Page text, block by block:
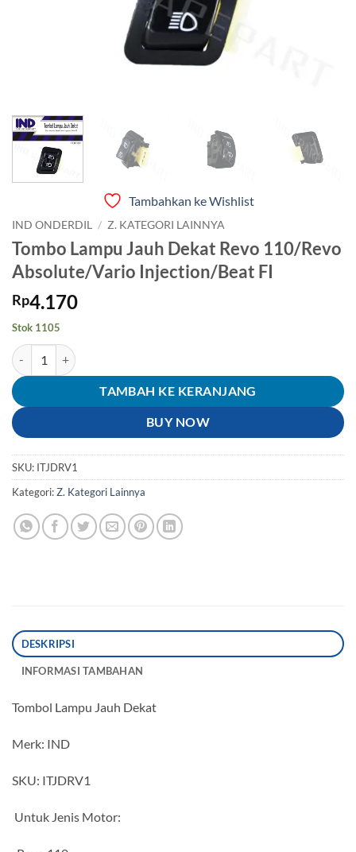
Tambahkan ke Wishlist
IND ONDERDIL / Z. KATEGORI LAINNYA
Tombo Lampu Jauh Dekat Revo 110/Revo
Absolute/Vario Injection/Beat FI
Rp4.170
Stok 1105
Kuantitas Tombo Lampu Jauh Dekat Revo 110/Revo Absolute/Vario
TAMBAH KE KERANJANG
BUY NOW
SKU: ITJDRV1
Kategori:Z. Kategori Lainnya
DESKRIPSI
INFORMASI TAMBAHAN
Tombol Lampu Jauh Dekat
Merk: IND
SKU: ITJDRV1
Untuk Jenis Motor: